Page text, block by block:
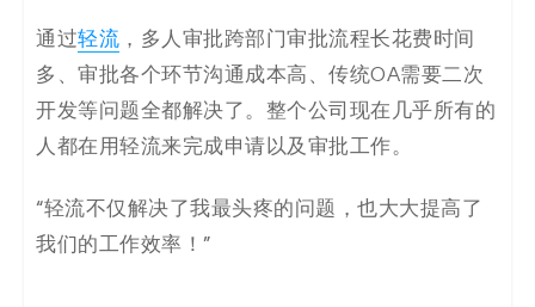
通过轻流 ，多人审批跨部门审批流程长花费时间
多、审批各个环节沟通成本高、传统OA需要二次
开发等问题全都解决了。整个公司现在几乎所有的
人都在用轻流来完成申请以及审批工作。
“轻流不仅解决了我最头疼的问题，也大大提高了
我们的工作效率！”